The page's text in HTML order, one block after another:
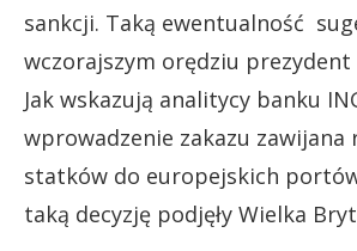
sankcji. Taką ewentualność
wczorajszym orędziu prezydent
Jak wskazują analitycy banku
wprowadzenie zakazu zawijana
statków do europejskich
taką decyzję podjęły Wielka